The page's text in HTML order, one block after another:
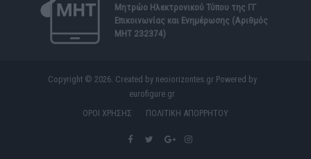
Μητρώο Ηλεκτρονικού Τύπου της ΓΓ
Επικοινωνίας και Ενημέρωσης (Αριθμός
ΜΗΤ 232374)
Copyright © 2026. Created by neoiorizontes.gr Powered by
eurofigure.gr
ΟΡΟΙ ΧΡΗΣΗΣ
ΠΟΛΙΤΙΚΗ ΑΠΟΡΡΗΤΟΥ